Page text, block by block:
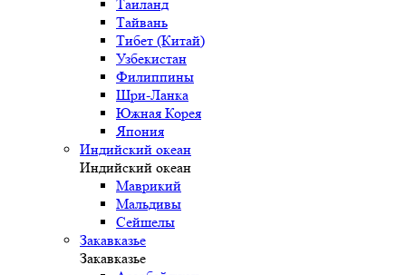
Таиланд
Тайвань
Тибет (Китай)
Узбекистан
Филиппины
Шри-Ланка
Южная Корея
Япония
Индийский океан
Индийский океан
Маврикий
Мальдивы
Сейшелы
Закавказье
Закавказье